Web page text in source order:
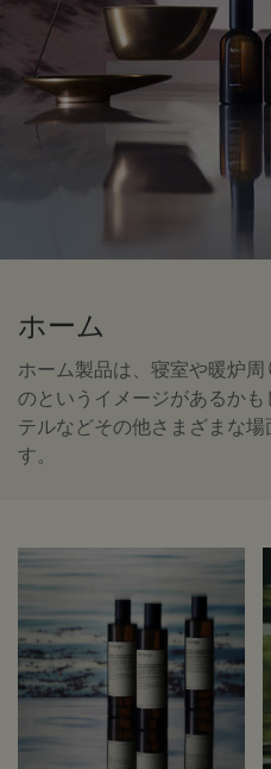
ホーム
ホーム製品は、寝室や暖炉
のという イメージがあるか
テルなどその他さまざまな
す。